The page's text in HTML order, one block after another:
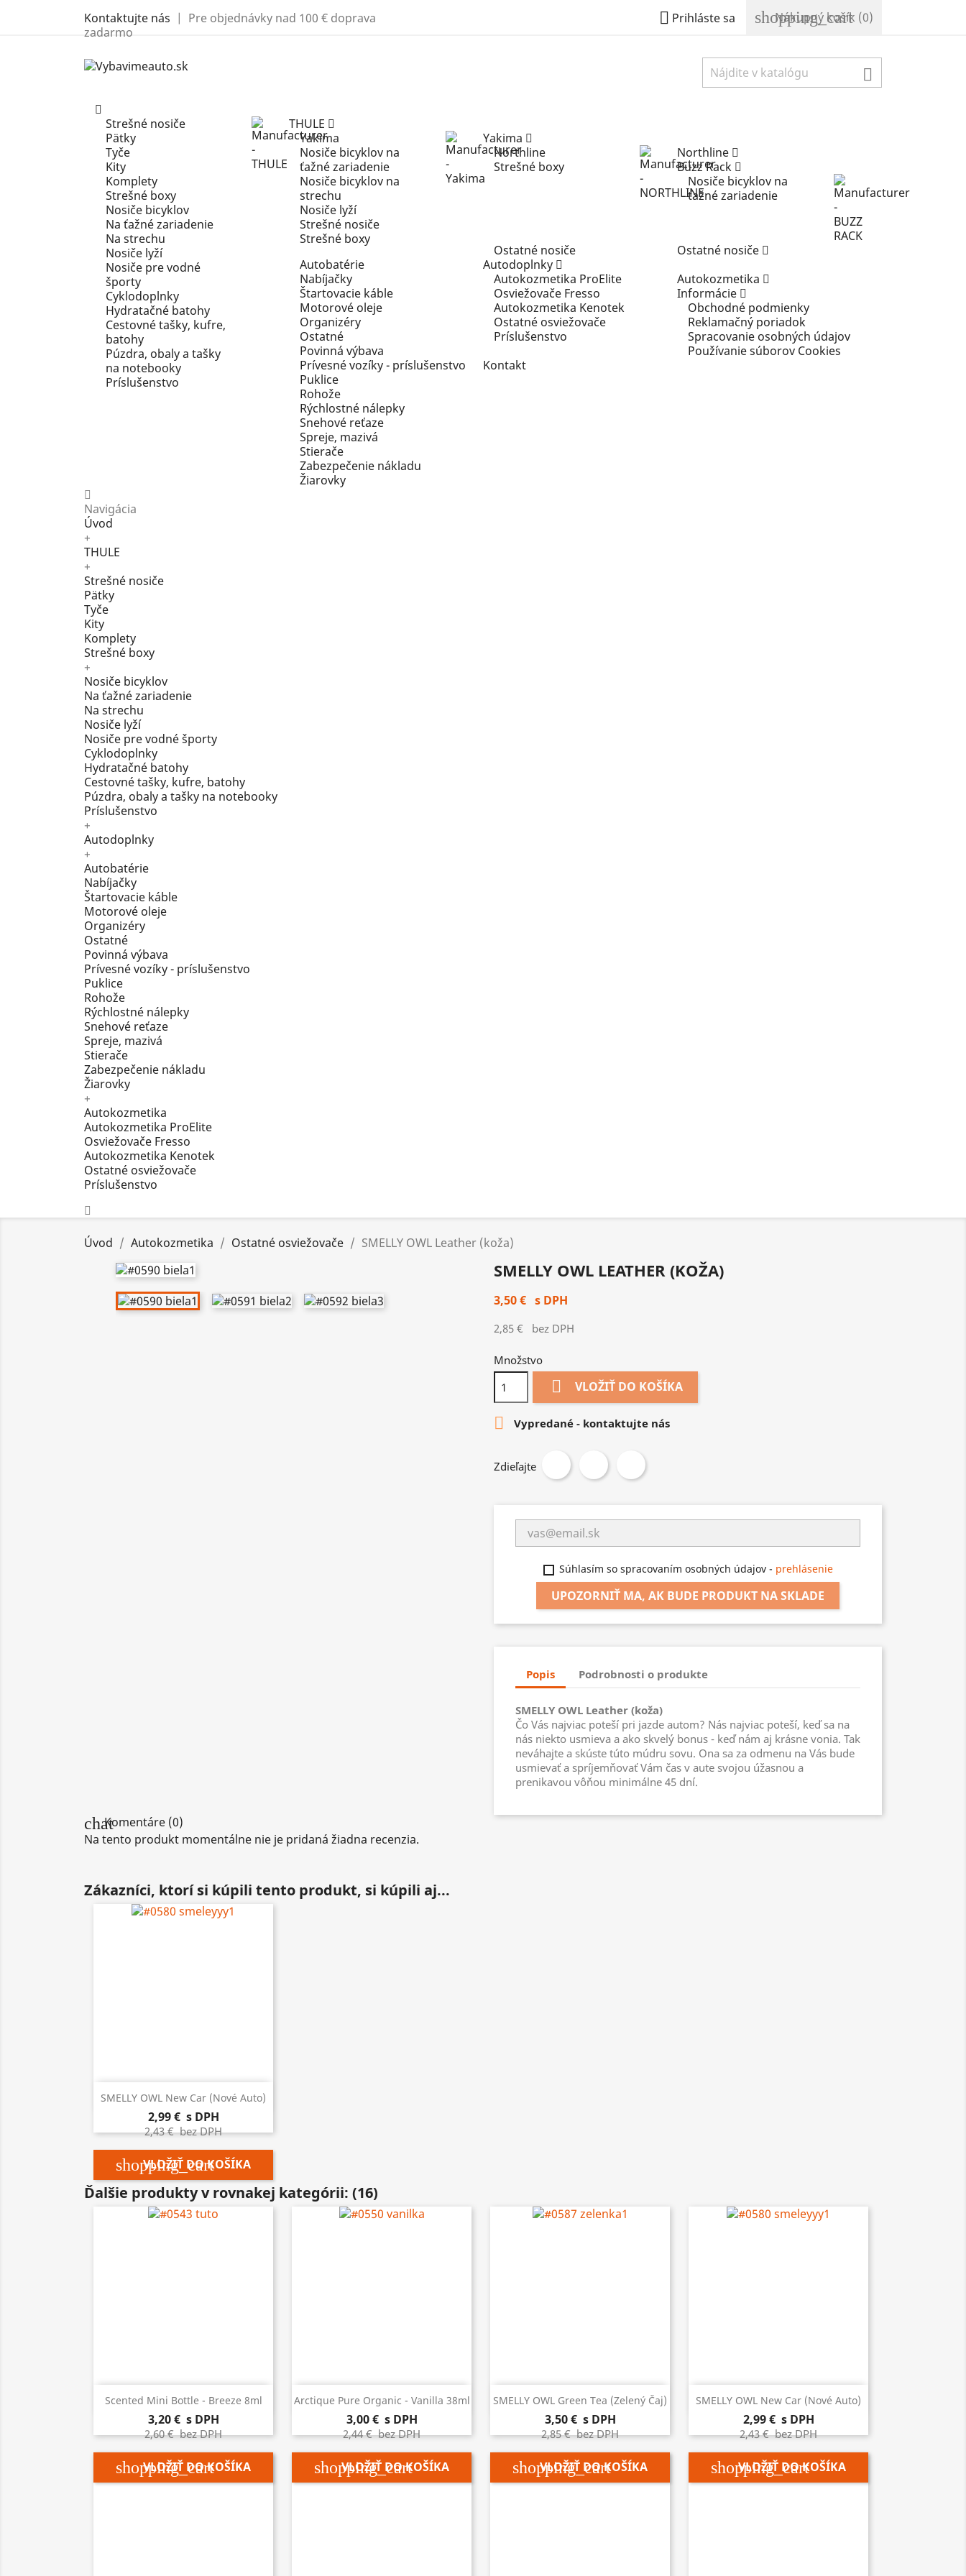
Kontaktujte nás | Pre objednávky nad 100 € doprava
zadarmo
 Prihláste sa shopping_cart
Nákupný košík (0)

THULE
Strešné nosiče
Pätky
Tyče
Kity
Komplety
Strešné boxy
Nosiče bicyklov
Na ťažné zariadenie
Na strechu
Nosiče lyží
Nosiče pre vodné
športy
Cyklodoplnky
Hydratačné batohy
Cestovné tašky, kufre,
batohy
Púzdra, obaly a tašky
na notebooky
Príslušenstvo
Yakima
Yakima
Nosiče bicyklov na
ťažné zariadenie
Nosiče bicyklov na
strechu
Nosiče lyží
Strešné nosiče
Strešné boxy
Northline
Northline
Strešné boxy
Buzz Rack
Nosiče bicyklov na
ťažné zariadenie
Ostatné nosiče
Ostatné nosiče
Autodoplnky
Autobatérie
Nabíjačky
Štartovacie káble
Motorové oleje
Organizéry
Ostatné
Povinná výbava
Prívesné vozíky - príslušenstvo
Puklice
Rohože
Rýchlostné nálepky
Snehové reťaze
Spreje, mazivá
Stierače
Zabezpečenie nákladu
Žiarovky
Autokozmetika
Autokozmetika ProElite
Osviežovače Fresso
Autokozmetika Kenotek
Ostatné osviežovače
Príslušenstvo
Informácie
Obchodné podmienky
Reklamačný poriadok
Spracovanie osobných údajov
Používanie súborov Cookies
Kontakt
Navigácia
Úvod
+
THULE
+
Strešné nosiče
Pätky
Tyče
Kity
Komplety
Strešné boxy
+
Nosiče bicyklov
Na ťažné zariadenie
Na strechu
Nosiče lyží
Nosiče pre vodné športy
Cyklodoplnky
Hydratačné batohy
Cestovné tašky, kufre, batohy
Púzdra, obaly a tašky na notebooky
Príslušenstvo
+
Autodoplnky
+
Autobatérie
Nabíjačky
Štartovacie káble
Motorové oleje
Organizéry
Ostatné
Povinná výbava
Prívesné vozíky - príslušenstvo
Puklice
Rohože
Rýchlostné nálepky
Snehové reťaze
Spreje, mazivá
Stierače
Zabezpečenie nákladu
Žiarovky
+
Autokozmetika
Autokozmetika ProElite
Osviežovače Fresso
Autokozmetika Kenotek
Ostatné osviežovače
Príslušenstvo
Úvod Autokozmetika Ostatné osviežovače SMELLY OWL Leather (koža)
SMELLY OWL LEATHER (KOŽA)
3,50 € s DPH
2,85 € bez DPH
Množstvo
 VLOŽIŤ DO KOŠÍKA
 Vypredané - kontaktujte nás
Zdieľajte
Súhlasím so spracovaním osobných údajov - prehlásenie
UPOZORNIŤ MA, AK BUDE PRODUKT NA SKLADE
Popis Podrobnosti o produkte
SMELLY OWL Leather (koža)
Čo Vás najviac poteší pri jazde autom? Nás najviac poteší, keď sa na
nás niekto usmieva a ako skvelý bonus - keď nám aj krásne vonia. Tak
neváhajte a skúste túto múdru sovu. Ona sa za odmenu na Vás bude
usmievať a spríjemňovať Vám čas v aute svojou úžasnou a
prenikavou vôňou minimálne 45 dní.
chatKomentáre (0)
Na tento produkt momentálne nie je pridaná žiadna recenzia.
Zákazníci, ktorí si kúpili tento produkt, si kúpili aj...
SMELLY OWL New Car (nové Auto)
2,99 € s DPH
2,43 €bez DPH
shopping_cart
VLOŽIŤ DO KOŠÍKA
 Rýchly náhľad
Ďalšie produkty v rovnakej kategórii: (16)
Scented Mini Bottle - Breeze 8ml
3,20 € s DPH
2,60 €bez DPH
shopping_cart
VLOŽIŤ DO KOŠÍKA
 Rýchly náhľad Arctique Pure Organic - Vanilla 38ml
3,00 € s DPH
2,44 €bez DPH
shopping_cart
VLOŽIŤ DO KOŠÍKA
 Rýchly náhľad SMELLY OWL Green Tea (zelený Čaj)
3,50 € s DPH
2,85 €bez DPH
shopping_cart
VLOŽIŤ DO KOŠÍKA
 Rýchly náhľad SMELLY OWL New Car (nové Auto)
2,99 € s DPH
2,43 €bez DPH
shopping_cart
VLOŽIŤ DO KOŠÍKA
 Rýchly náhľad